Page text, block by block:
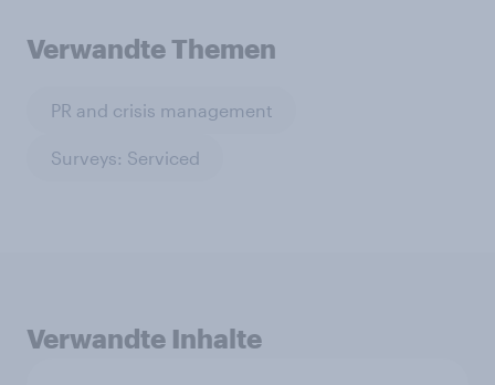
Verwandte Themen
PR and crisis management
Surveys: Serviced
Verwandte Inhalte